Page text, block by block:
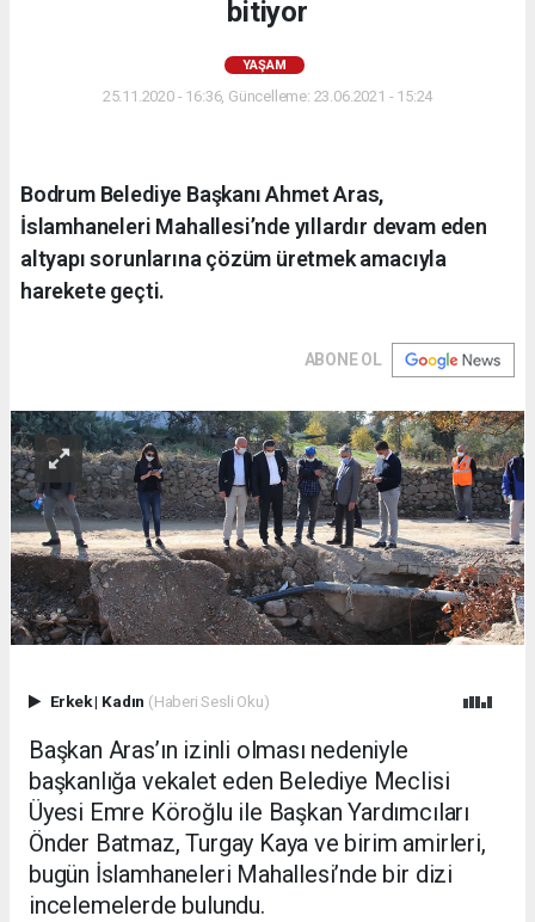
bitiyor
YAŞAM
25.11.2020 - 16:36, Güncelleme: 23.06.2021 - 15:24
Bodrum Belediye Başkanı Ahmet Aras,
İslamhaneleri Mahallesi’nde yıllardır devam eden
altyapı sorunlarına çözüm üretmek amacıyla
harekete geçti.
ABONE OL
Erkek| Kadın (Haberi Sesli Oku)
Başkan Aras’ın izinli olması nedeniyle
başkanlığa vekalet eden Belediye Meclisi
Üyesi Emre Köroğlu ile Başkan Yardımcıları
Önder Batmaz, Turgay Kaya ve birim amirleri,
bugün İslamhaneleri Mahallesi’nde bir dizi
incelemelerde bulundu.